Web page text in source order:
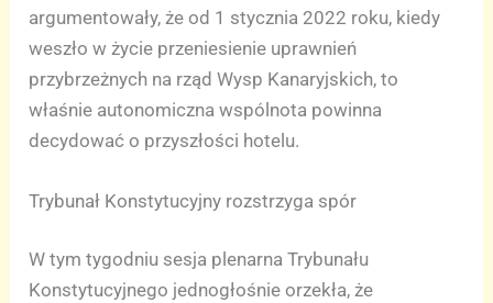
argumentowały, że od 1 stycznia 2022 roku, kiedy
weszło w życie przeniesienie uprawnień
przybrzeżnych na rząd Wysp Kanaryjskich, to
właśnie autonomiczna wspólnota powinna
decydować o przyszłości hotelu.
Trybunał Konstytucyjny rozstrzyga spór
W tym tygodniu sesja plenarna Trybunału
Konstytucyjnego jednogłośnie orzekła, że